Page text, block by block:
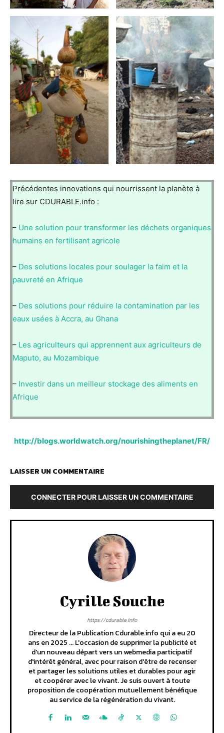
Précédentes innovations qui nourrissent la planète à
lire sur CDURABLE.info :
– Une solution pour transformer les déchets organiques
humains en fertilisant agricole
– Des solutions locales pour soulager la faim et la
pauvreté en Afrique
– Des solutions pour réduire la contamination par les
eaux usées à Accra, au Ghana
– Les agriculteurs qui apprennent aux agriculteurs de
Maputo, au Mozambique
– Investir dans un meilleur stockage des aliments en
Afrique
http://blogs.worldwatch.org/nourishingtheplanet/FR/
LAISSER UN COMMENTAIRE
CONNECTER POUR LAISSER UN COMMENTAIRE
Cyrille Souche
https://cdurable.info
Directeur de la Publication Cdurable.info qui a eu 20
ans en 2025 ... L'occasion de supprimer la publicité et
d'un nouveau départ vers un webmedia participatif
d'intérêt général, avec pour raison d'être de recenser
et partager les solutions utiles et durables pour agir
et coopérer avec le vivant. Je suis ouvert à toute
proposition de coopération mutuellement bénéfique
au service de la régénération du vivant.